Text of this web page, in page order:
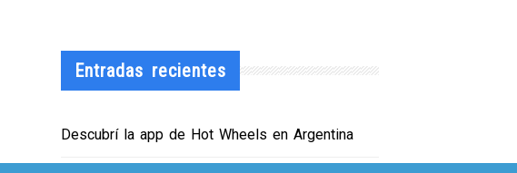
Entradas recientes
Descubrí la app de Hot Wheels en Argentina